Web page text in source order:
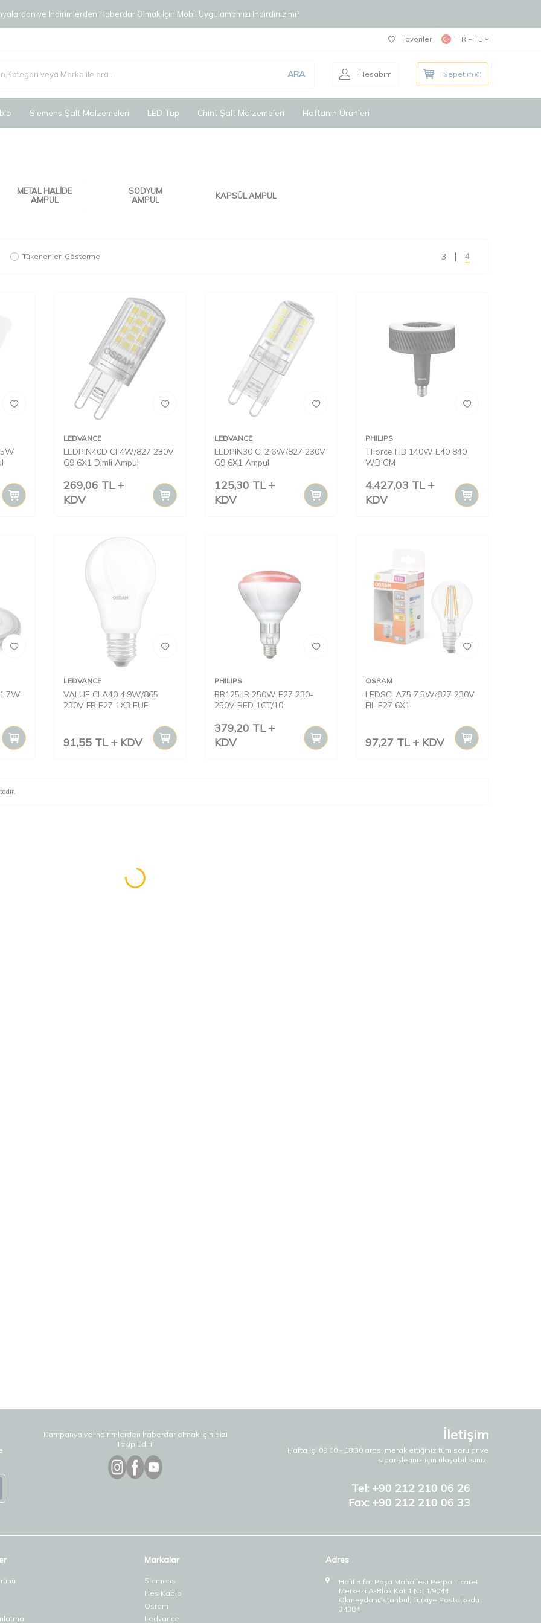
ve İndirimlerden Haberdar Olmak İçin Mobil Uygulamamızı İndirdiniz mi?
Favoriler TR − TL
ARA Hesabım Sepetim (0)
Siemens Şalt Malzemeleri LED Tüp Chint Şalt Malzemeleri Haftanın Ürünleri
METAL HALIDE
AMPUL
SODYUM
AMPUL
KAPSÜL AMPUL
Tükenenleri Gösterme 3 4
LEDVANCE
LEDPIN40D Cl 4W/827 230V
G9 6X1 Dimli Ampul
269,06 TL
KDV
LEDVANCE
LEDPIN30 Cl 2.6W/827 230V
G9 6X1 Ampul
125,30 TL
KDV
PHILIPS
TForce HB 140W E40 840
WB GM
4.427,03 TL
KDV
LEDVANCE
VALUE CLA40 4.9W/865
230V FR E27 1X3 EUE
91,55 TL KDV
PHILIPS
BR125 IR 250W E27 230-
250V RED 1CT/10
379,20 TL
KDV
OSRAM
LEDSCLA75 7.5W/827 230V
FIL E27 6X1
97,27 TL KDV
Kampanya ve indirimlerden haberdar olmak için bizi
Takip Edin!
İletişim
Hafta içi 09:00 - 18:30 arası merak ettiğiniz tüm sorular ve
siparişleriniz için ulaşabilirsiniz.
Tel: +90 212 210 06 26
Fax: +90 212 210 06 33
Markalar
Siemens
Hes Kablo
Osram
Ledvance
Adres
Halil Rıfat Paşa Mahallesi Perpa Ticaret
Merkezi A-Blok Kat:1 No:1/9044
Okmeydanı/İstanbul, Türkiye Posta kodu :
34384